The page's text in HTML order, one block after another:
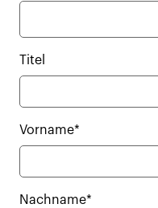
Titel
Vorname*
Nachname*